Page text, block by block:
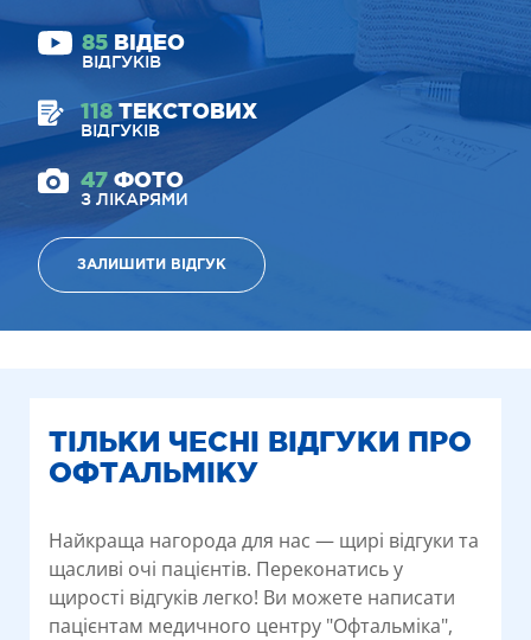
85 ВІДЕО
ВІДГУКІВ
118 ТЕКСТОВИХ
ВІДГУКІВ
47 ФОТО
З ЛІКАРЯМИ
ЗАЛИШИТИ ВІДГУК
ТІЛЬКИ ЧЕСНІ ВІДГУКИ ПРО
ОФТАЛЬМІКУ
Найкраща нагорода для нас — щирі відгуки та
щасливі очі пацієнтів. Переконатись у
щирості відгуків легко! Ви можете написати
пацієнтам медичного центру "Офтальміка",